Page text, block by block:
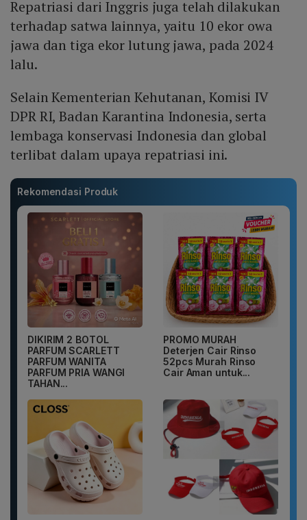
Repatriasi dari Inggris juga telah dilakukan
terhadap satwa lainnya, yaitu 10 ekor owa
jawa dan tiga ekor lutung jawa, pada 2024
lalu.
Selain Kementerian Kehutanan, Komisi IV
DPR RI, Badan Karantina Indonesia, serta
lembaga konservasi Indonesia dan global
terlibat dalam upaya repatriasi ini.
Rekomendasi Produk
DIKIRIM 2 BOTOL
PARFUM SCARLETT
PARFUM WANITA
PARFUM PRIA WANGI
TAHAN...
PROMO MURAH
Deterjen Cair Rinso
52pcs Murah Rinso
Cair Aman untuk...